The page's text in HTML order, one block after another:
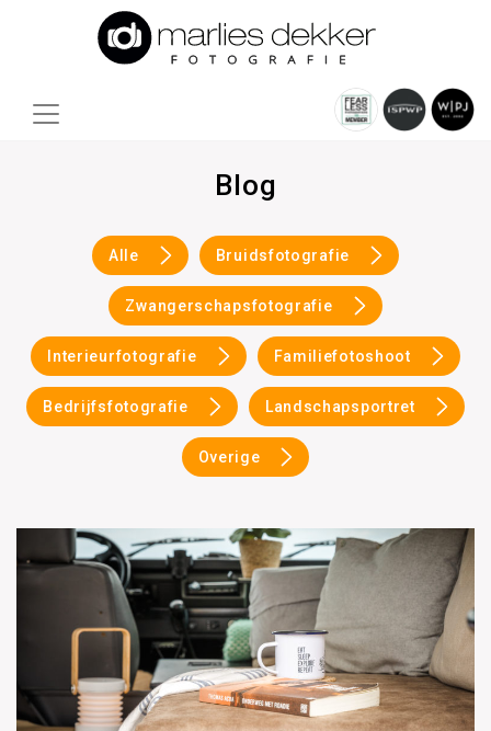
Blog
Alle Bruidsfotografie
Zwangerschapsfotografie
Interieurfotografie Familiefotoshoot
Bedrijfsfotografie Landschapsportret
Overige